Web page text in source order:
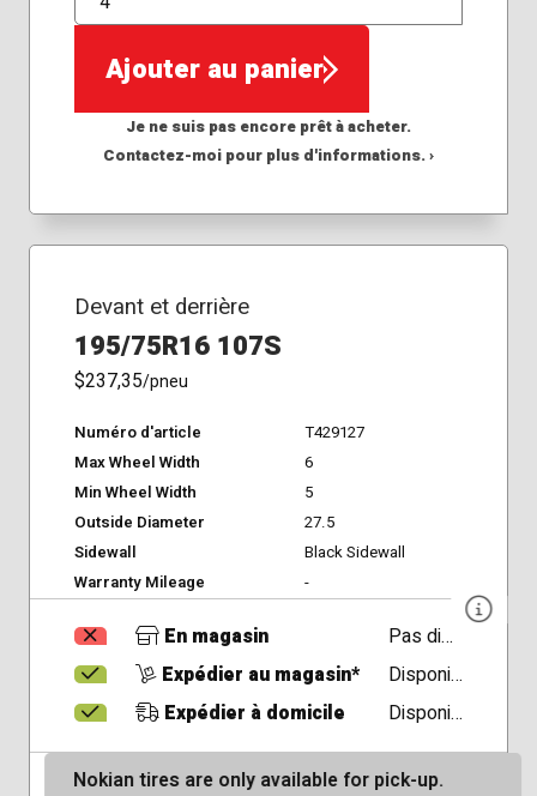
QTÉ
Ajouter au panier
Je ne suis pas encore prêt à acheter.
Contactez-moi pour plus d'informations. ›
Devant et derrière
195/75R16 107S
$237,35/pneu
Numéro d'article
T429127
Max Wheel Width
6
Min Wheel Width
5
Outside Diameter
27.5
Sidewall
Black Sidewall
Warranty Mileage
-
En magasin
Pas disponible
Expédier au magasin*
Disponible
Expédier à domicile
Disponible
Nokian tires are only available for pick-up.